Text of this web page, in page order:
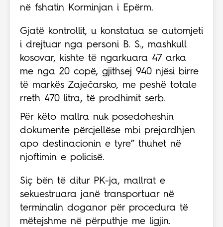
në fshatin Korminjan i Epërm.
Gjatë kontrollit, u konstatua se automjeti
i drejtuar nga personi B. S., mashkull
kosovar, kishte të ngarkuara 47 arka
me nga 20 copë, gjithsej 940 njësi birre
të markës Zaječarsko, me peshë totale
rreth 470 litra, të prodhimit serb.
Për këto mallra nuk posedoheshin
dokumente përcjellëse mbi prejardhjen
apo destinacionin e tyre” thuhet në
njoftimin e policisë.
Siç bën të ditur PK-ja, mallrat e
sekuestruara janë transportuar në
terminalin doganor për procedura të
mëtejshme në përputhje me ligjin.